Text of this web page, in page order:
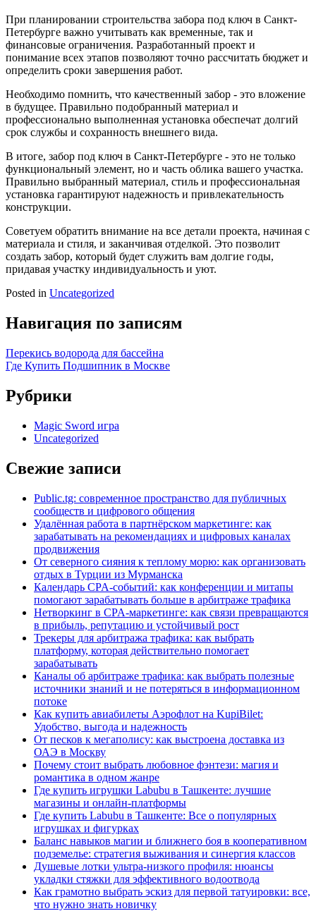
При планировании строительства забора под ключ в Санкт-
Петербурге важно учитывать как временные, так и
финансовые ограничения. Разработанный проект и
понимание всех этапов позволяют точно рассчитать бюджет и
определить сроки завершения работ.
Необходимо помнить, что качественный забор - это вложение
в будущее. Правильно подобранный материал и
профессионально выполненная установка обеспечат долгий
срок службы и сохранность внешнего вида.
В итоге, забор под ключ в Санкт-Петербурге - это не только
функциональный элемент, но и часть облика вашего участка.
Правильно выбранный материал, стиль и профессиональная
установка гарантируют надежность и привлекательность
конструкции.
Советуем обратить внимание на все детали проекта, начиная с
материала и стиля, и заканчивая отделкой. Это позволит
создать забор, который будет служить вам долгие годы,
придавая участку индивидуальность и уют.
Posted in Uncategorized
Навигация по записям
Перекись водорода для бассейна
Где Купить Подшипник в Москве
Рубрики
Magic Sword игра
Uncategorized
Свежие записи
Public.tg: современное пространство для публичных
сообществ и цифрового общения
Удалённая работа в партнёрском маркетинге: как
зарабатывать на рекомендациях и цифровых каналах
продвижения
От северного сияния к теплому морю: как организовать
отдых в Турции из Мурманска
Календарь CPA-событий: как конференции и митапы
помогают зарабатывать больше в арбитраже трафика
Нетворкинг в CPA-маркетинге: как связи превращаются
в прибыль, репутацию и устойчивый рост
Трекеры для арбитража трафика: как выбрать
платформу, которая действительно помогает
зарабатывать
Каналы об арбитраже трафика: как выбрать полезные
источники знаний и не потеряться в информационном
потоке
Как купить авиабилеты Аэрофлот на KupiBilet:
Удобство, выгода и надежность
От песков к мегаполису: как выстроена доставка из
ОАЭ в Москву
Почему стоит выбрать любовное фэнтези: магия и
романтика в одном жанре
Где купить игрушки Labubu в Ташкенте: лучшие
магазины и онлайн-платформы
Где купить Labubu в Ташкенте: Все о популярных
игрушках и фигурках
Баланс навыков магии и ближнего боя в кооперативном
подземелье: стратегия выживания и синергия классов
Душевые лотки ультра-низкого профиля: нюансы
укладки стяжки для эффективного водоотвода
Как грамотно выбрать эскиз для первой татуировки: все,
что нужно знать новичку